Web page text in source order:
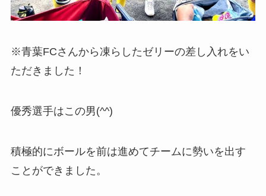
※青葉FCさんから凍らしたゼリーの差し入れをい
ただきました！
優秀選手はこの男(^^)
積極的にボールを前は進めてチームに勢いを出す
ことができました。